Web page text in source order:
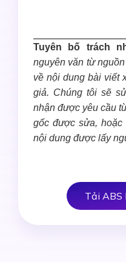
Tuyên bố trách
nguyên văn từ
về nội dung bài viết
giả. Chúng tôi sẽ
nhận được yêu cầu
gốc được sửa, hoặc
nội dung được lấy
Tải ABS